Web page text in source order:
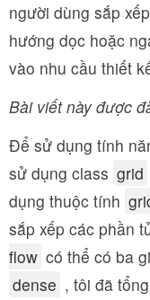
người dùng sắp
hướng dọc hoặc
vào nhu cầu thiết
Bài viết này được
Để sử dụng tính
sử dụng class grid
dụng thuộc tính
sắp xếp các phần
flow có thể có ba
dense , tôi đã